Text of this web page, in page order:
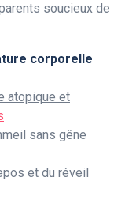
soucieux de
corporelle
atopique et
sans gêne
et du réveil